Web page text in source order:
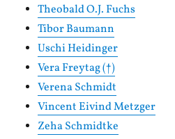
Theobald O.J. Fuchs
Tibor Baumann
Uschi Heidinger
Vera Freytag (†)
Verena Schmidt
Vincent Eivind Metzger
Zeha Schmidtke